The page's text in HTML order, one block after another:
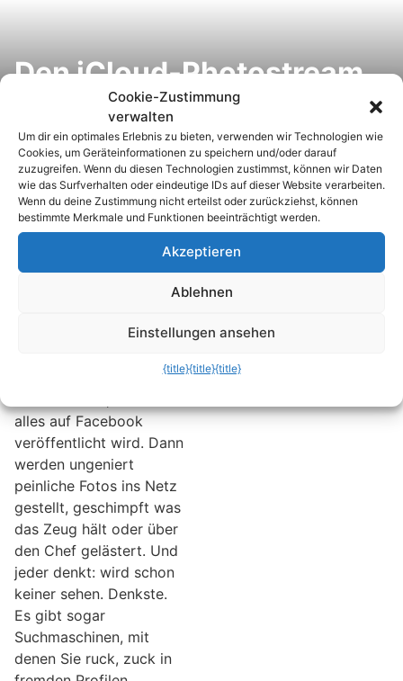
Den iCloud-Photostream
per iPhone mit anderen
teilen
Facebook
Peinlichkeitssuche:
In fremden Profilen
peinliche Aussagen
alles auf Facebook
veröffentlicht wird. Dann
werden ungeniert
peinliche Fotos ins Netz
gestellt, geschimpft was
das Zeug hält oder über
den Chef gelästert. Und
jeder denkt: wird schon
keiner sehen. Denkste.
Es gibt sogar
Suchmaschinen, mit
denen Sie ruck, zuck in
Cookie-Zustimmung
verwalten
Um dir ein optimales Erlebnis zu bieten, verwenden wir Technologien wie
Cookies, um Geräteinformationen zu speichern und/oder darauf
zuzugreifen. Wenn du diesen Technologien zustimmst, können wir Daten
wie das Surfverhalten oder eindeutige IDs auf dieser Website verarbeiten.
Wenn du deine Zustimmung nicht erteilst oder zurückziehst, können
bestimmte Merkmale und Funktionen beeinträchtigt werden.
Akzeptieren
Ablehnen
Einstellungen ansehen
{title}{title}{title}